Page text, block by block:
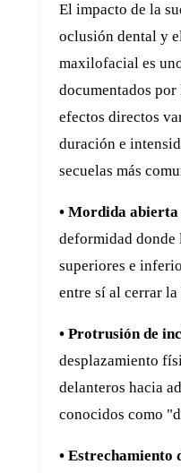
El impacto de la
oclusión dental y
maxilofacial es
documentados
efectos directos
duración e
secuelas más
• Mordida
deformidad donde
superiores e
entre sí al cerrar la
• Protrusión de
desplazamiento
delanteros hacia
conocidos como
• Estrechamiento